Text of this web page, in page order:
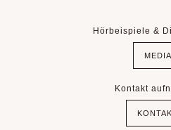
Hörbeispiele &
MEDIA
Kontakt